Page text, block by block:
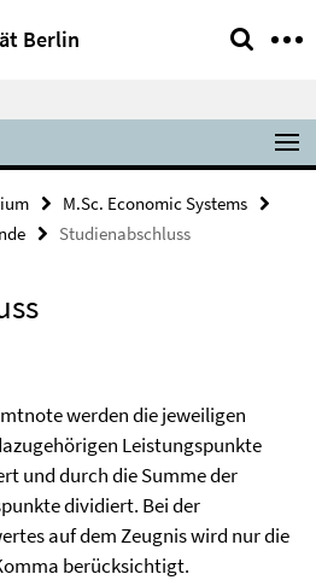
Berlin
M.Sc. Economic Systems
Studienabschluss
werden die jeweiligen
Leistungspunkte
und durch die Summe der
dividiert. Bei der
auf dem Zeugnis wird nur die
berücksichtigt.